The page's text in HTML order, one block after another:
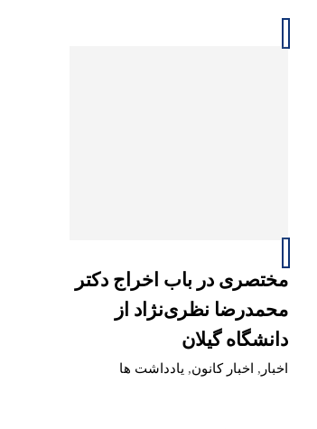
مختصری در باب اخراج دکتر
محمدرضا نظری‌نژاد از
دانشگاه گیلان
اخبار , اخبار کانون, یادداشت ها